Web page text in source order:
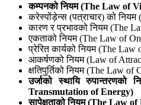
कम्पनको नियम (The Law of
करेस्पोंड़ेन्स (पत्राचार) को
कारण र प्रभावको नियम (The
एकताको नियम (The Law of
प्रेरित कार्यको नियम (The
आकर्षणको नियम (Law of
क्षतिपुर्तिको नियम (The Law of
उर्जाको स्थायि रुपान्तरणको
Transmutation of Energy)
सापेक्षताको नियम (The Law of